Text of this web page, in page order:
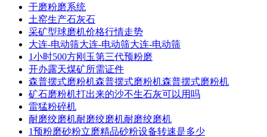
干磨粉磨系统
土窑生产石灰石
采矿型球磨机价格行情走势
大连-电动筛大连-电动筛大连-电动筛
1小时500方刚玉第三代预粉磨
开办露天煤矿所需证件
森普摆式磨粉机森普摆式磨粉机森普摆式磨粉机
矿石磨粉机打出来的沙不生石灰可以用吗
雷猛粉碎机
耐磨绞磨机耐磨绞磨机耐磨绞磨机
1预粉磨砂粉立磨精品砂粉设备转速是多少